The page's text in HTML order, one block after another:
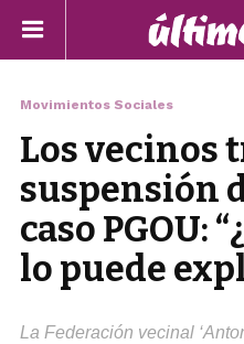
Movimientos Sociales
Los vecinos
suspensión
caso PGOU:
lo puede
La Federación vecinal